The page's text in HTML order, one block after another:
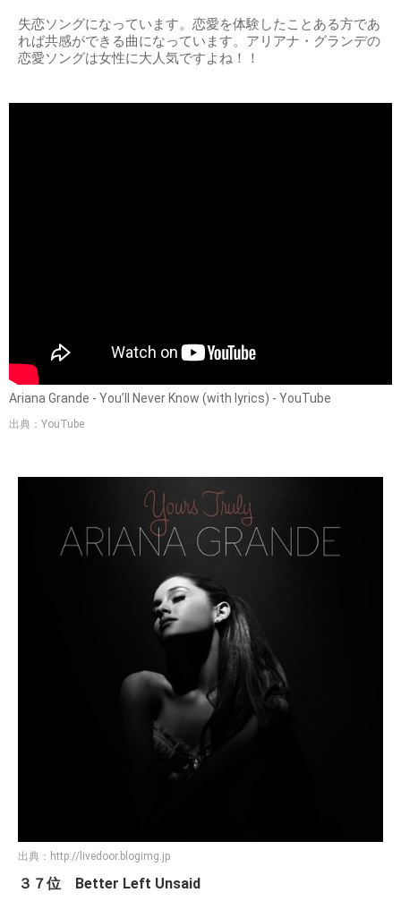
失恋ソングになっています。恋愛を体験したことある方であ
れば共感ができる曲になっています。アリアナ・グランデの
恋愛ソングは女性に大人気ですよね！！
Ariana Grande - You’ll Never Know (with lyrics) - YouTube
出典：YouTube
出典： http://livedoor.blogimg.jp
３７位 Better Left Unsaid